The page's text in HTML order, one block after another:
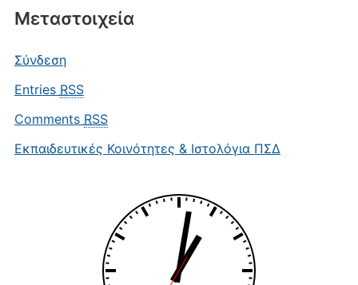
Μεταστοιχεία
Σύνδεση
Entries RSS
Comments RSS
Εκπαιδευτικές Κοινότητες & Ιστολόγια ΠΣΔ